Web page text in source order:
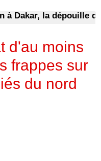
la dépouille d’un
d'au moins
frappes sur
du nord